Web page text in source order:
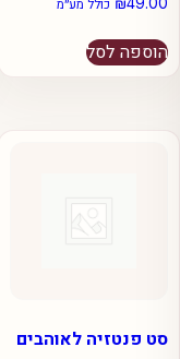
כולל מע״מ
הוספה לסל
סט פנטזיה לאוהבים